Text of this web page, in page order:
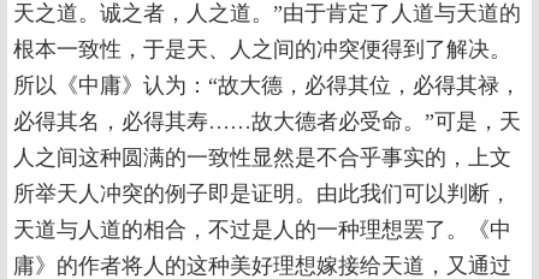
天之道。诚之者，人之道。”由于肯定了人道与天道的
根本一致性，于是天、人之间的冲突便得到了解决。
所以《中庸》认为：“故大德，必得其位，必得其禄，
必得其名，必得其寿……故大德者必受命。”可是，天
人之间这种圆满的一致性显然是不合乎事实的，上文
所举天人冲突的例子即是证明。由此我们可以判断，
天道与人道的相合，不过是人的一种理想罢了。《中
庸》的作者将人的这种美好理想嫁接给天道，又通过